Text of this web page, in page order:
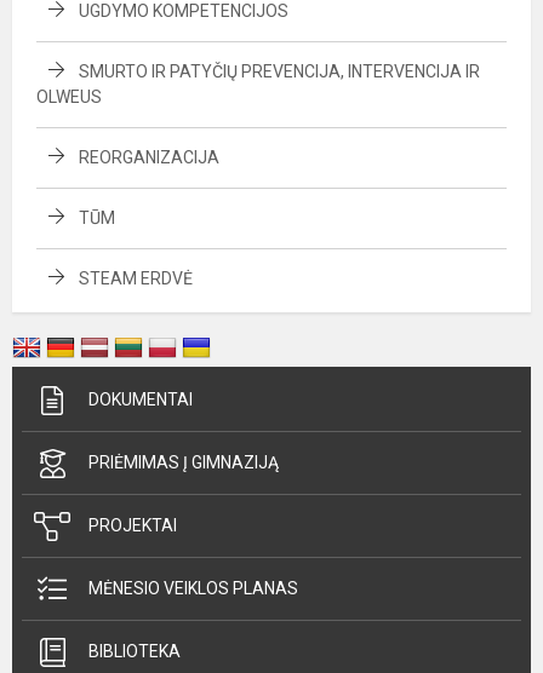
UGDYMO KOMPETENCIJOS
SMURTO IR PATYČIŲ PREVENCIJA, INTERVENCIJA IR
OLWEUS
REORGANIZACIJA
TŪM
STEAM ERDVĖ
DOKUMENTAI
PRIĖMIMAS Į GIMNAZIJĄ
PROJEKTAI
MĖNESIO VEIKLOS PLANAS
BIBLIOTEKA